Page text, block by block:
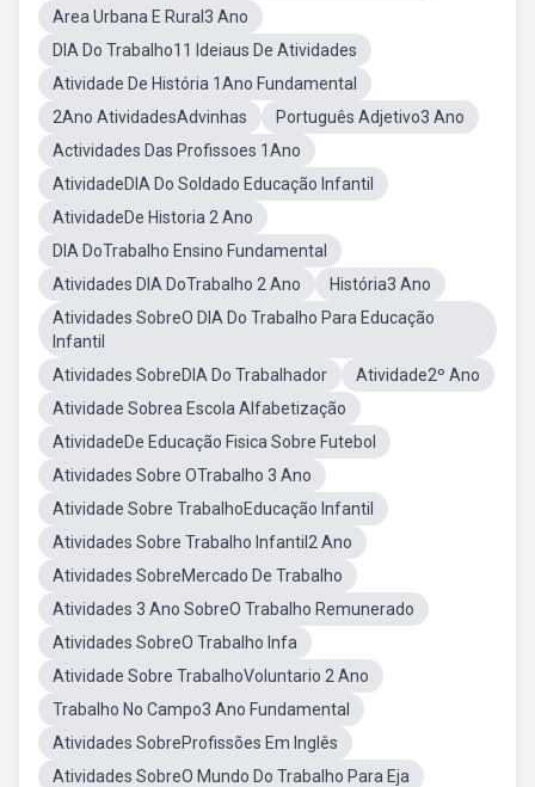
Area Urbana E Rural3 Ano
DIA Do Trabalho11 Ideiaus De Atividades
Atividade De História 1Ano Fundamental
2Ano AtividadesAdvinhas
Português Adjetivo3 Ano
Actividades Das Profissoes 1Ano
AtividadeDIA Do Soldado Educação Infantil
AtividadeDe Historia 2 Ano
DIA DoTrabalho Ensino Fundamental
Atividades DIA DoTrabalho 2 Ano
História3 Ano
Atividades SobreO DIA Do Trabalho Para Educação
Infantil
Atividades SobreDIA Do Trabalhador
Atividade2º Ano
Atividade Sobrea Escola Alfabetização
AtividadeDe Educação Fisica Sobre Futebol
Atividades Sobre OTrabalho 3 Ano
Atividade Sobre TrabalhoEducação Infantil
Atividades Sobre Trabalho Infantil2 Ano
Atividades SobreMercado De Trabalho
Atividades 3 Ano SobreO Trabalho Remunerado
Atividades SobreO Trabalho Infa
Atividade Sobre TrabalhoVoluntario 2 Ano
Trabalho No Campo3 Ano Fundamental
Atividades SobreProfissões Em Inglês
Atividades SobreO Mundo Do Trabalho Para Eja